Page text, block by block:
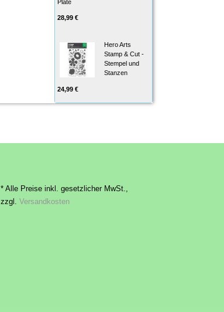
Plate
28,99 €
Hero Arts
Stamp & Cut -
Stempel und
Stanzen
24,99 €
* Alle Preise inkl. gesetzlicher MwSt.,
zzgl.
Versandkosten